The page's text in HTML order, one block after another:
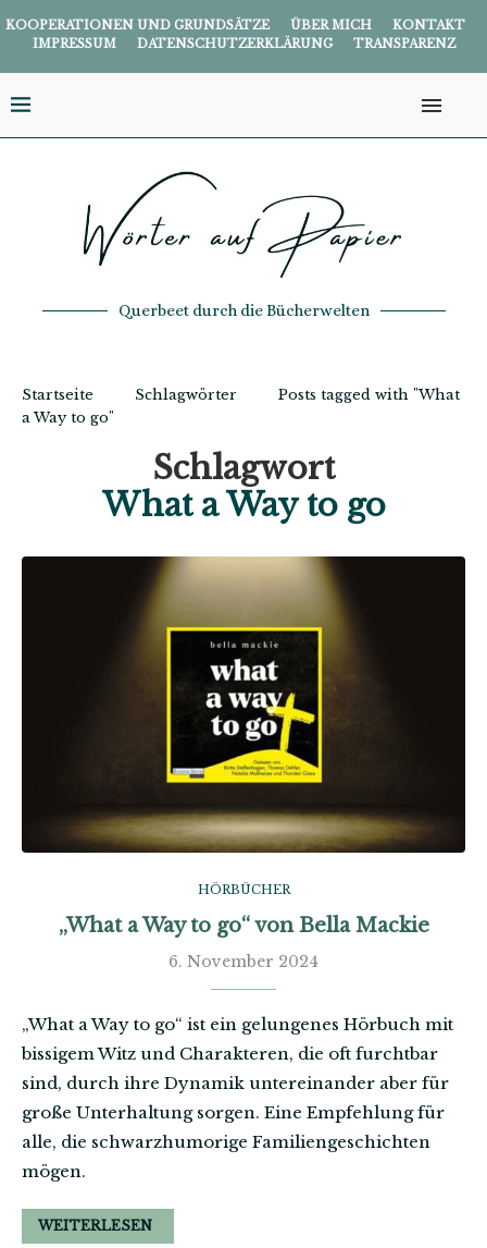
KOOPERATIONEN UND GRUNDSÄTZE ÜBER MICH
KONTAKT
IMPRESSUM
DATENSCHUTZERKLÄRUNG TRANSPARENZ
Querbeet durch die Bücherwelten
Startseite Schlagwörter
Posts tagged with "What
a Way to go"
Schlagwort
What a Way to go
HÖRBÜCHER
„What a Way to go“ von Bella Mackie
6. November 2024
„What a Way to go“ ist ein gelungenes Hörbuch mit
bissigem Witz und Charakteren, die oft furchtbar
sind, durch ihre Dynamik untereinander aber für
große Unterhaltung sorgen. Eine Empfehlung für
alle, die schwarzhumorige Familiengeschichten
mögen.
WEITERLESEN